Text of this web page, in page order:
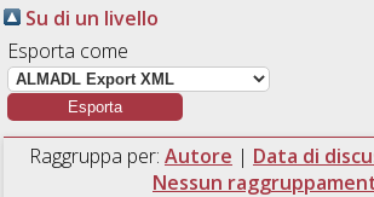
Su di un livello
Esporta come
Raggruppa per: Autore | Data di
Nessun